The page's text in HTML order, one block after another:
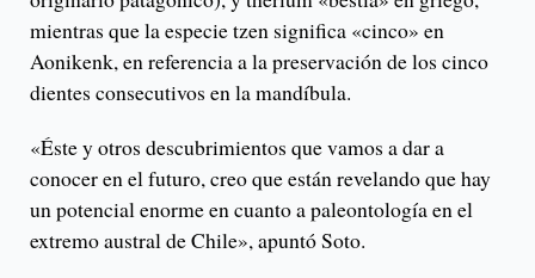
mientras que la especie tzen significa «cinco» en
Aonikenk, en referencia a la preservación de los cinco
dientes consecutivos en la mandíbula.
«Éste y otros descubrimientos que vamos a dar a
conocer en el futuro, creo que están revelando que hay
un potencial enorme en cuanto a paleontología en el
extremo austral de Chile», apuntó Soto.